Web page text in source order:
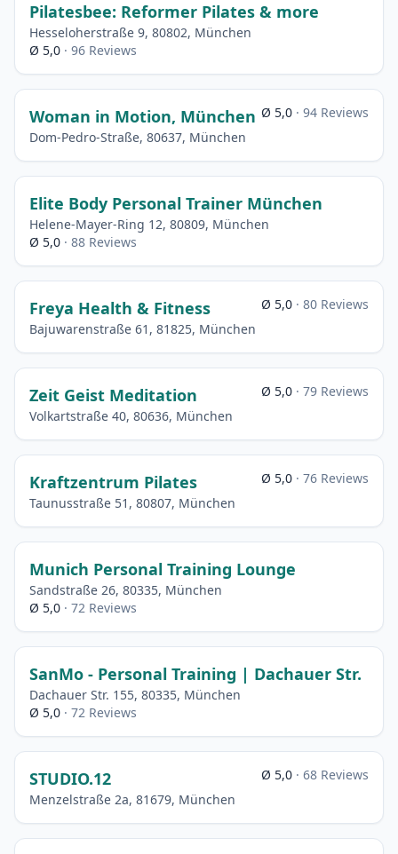
Pilatesbee: Reformer Pilates & more
Hesseloherstraße 9, 80802, München
Ø 5,0 · 96 Reviews
Woman in Motion, München
Dom-Pedro-Straße, 80637, München
Ø 5,0 · 94 Reviews
Elite Body Personal Trainer München
Helene-Mayer-Ring 12, 80809, München
Ø 5,0 · 88 Reviews
Freya Health & Fitness
Bajuwarenstraße 61, 81825, München
Ø 5,0 · 80 Reviews
Zeit Geist Meditation
Volkartstraße 40, 80636, München
Ø 5,0 · 79 Reviews
Kraftzentrum Pilates
Taunusstraße 51, 80807, München
Ø 5,0 · 76 Reviews
Munich Personal Training Lounge
Sandstraße 26, 80335, München
Ø 5,0 · 72 Reviews
SanMo - Personal Training | Dachauer Str.
Dachauer Str. 155, 80335, München
Ø 5,0 · 72 Reviews
STUDIO.12
Menzelstraße 2a, 81679, München
Ø 5,0 · 68 Reviews